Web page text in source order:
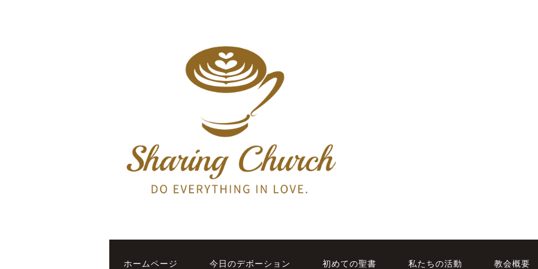
ホームページ 今日のデボーション 初めての聖書 私たちの活動 教会概要